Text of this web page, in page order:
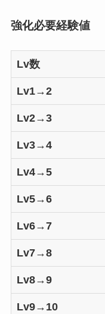
強化必要経験値
Lv数
Lv1→2
Lv2→3
Lv3→4
Lv4→5
Lv5→6
Lv6→7
Lv7→8
Lv8→9
Lv9→10